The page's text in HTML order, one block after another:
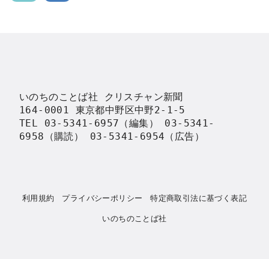
いのちのことば社 クリスチャン新聞
164-0001 東京都中野区中野2-1-5
TEL 03-5341-6957（編集） 03-5341-
6958（購読） 03-5341-6954（広告）
利用規約 プライバシーポリシー
特定商取引法に基づく表記
いのちのことば社